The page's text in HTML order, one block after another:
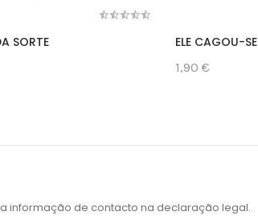
SORTE ELE CAGOU-SE
1,90 €
informação de contacto na declaração legal.